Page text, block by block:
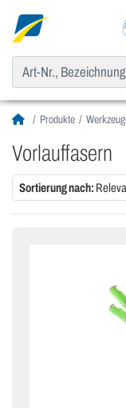
Produkte
Vorlauffasern
Sortierung nach: